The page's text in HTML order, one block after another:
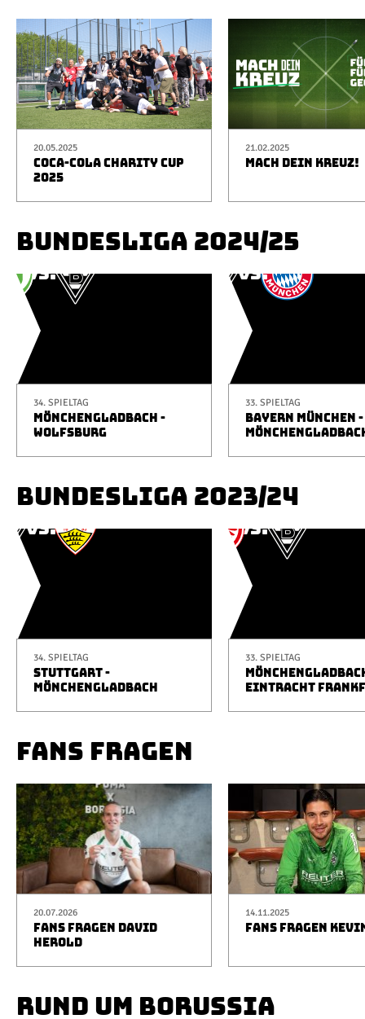
20.05.2025
COCA-COLA CHARITY CUP
2025
21.02.2025
MACH DEIN KREUZ!
BUNDESLIGA 2024/25
34. SPIELTAG
MÖNCHENGLADBACH -
WOLFSBURG
33. SPIELTAG
BAYERN MÜNCHEN -
BUNDESLIGA 2023/24
34. SPIELTAG
STUTTGART -
MÖNCHENGLADBACH
33. SPIELTAG
EINTRACHT
FANS FRAGEN
20.07.2026
FANS FRAGEN DAVID
HEROLD
14.11.2025
FANS FRAGEN
RUND UM BORUSSIA